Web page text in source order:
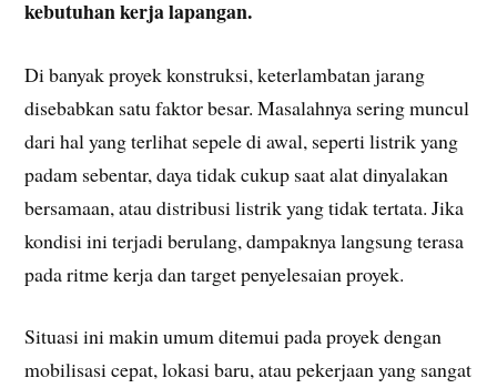
kebutuhan kerja lapangan.
Di banyak proyek konstruksi, keterlambatan jarang
disebabkan satu faktor besar. Masalahnya sering muncul
dari hal yang terlihat sepele di awal, seperti listrik yang
padam sebentar, daya tidak cukup saat alat dinyalakan
bersamaan, atau distribusi listrik yang tidak tertata. Jika
kondisi ini terjadi berulang, dampaknya langsung terasa
pada ritme kerja dan target penyelesaian proyek.
Situasi ini makin umum ditemui pada proyek dengan
mobilisasi cepat, lokasi baru, atau pekerjaan yang sangat